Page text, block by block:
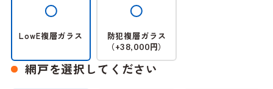
LowE複層ガラス
防犯複層ガラス
（+38,000円）
網戸を選択してください